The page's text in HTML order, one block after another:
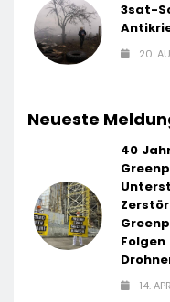
3sat-
20.
Neueste
40
Folgen
14.